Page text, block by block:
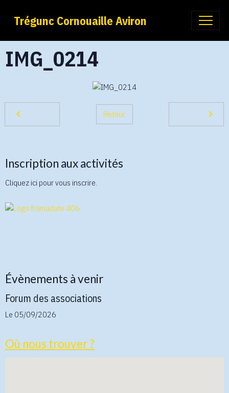
Trégunc Cornouaille Aviron
IMG_0214
Retour
Inscription aux activités
Cliquez ici pour vous inscrire.
Évènements à venir
Forum des associations
Le 05/09/2026
Où nous trouver ?